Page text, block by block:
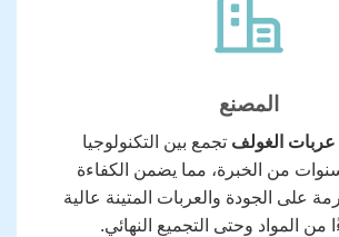
المصنع
الغولفتجمع بين التكنولوجيا
من الخبرة، مما يضمن الكفاءة
على الجودة والعربات المتينة عالية
من المواد وحتى التجميع النهائي.